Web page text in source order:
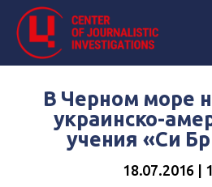
В Черном море
украинско-
учения «Си
18.07.2016 |